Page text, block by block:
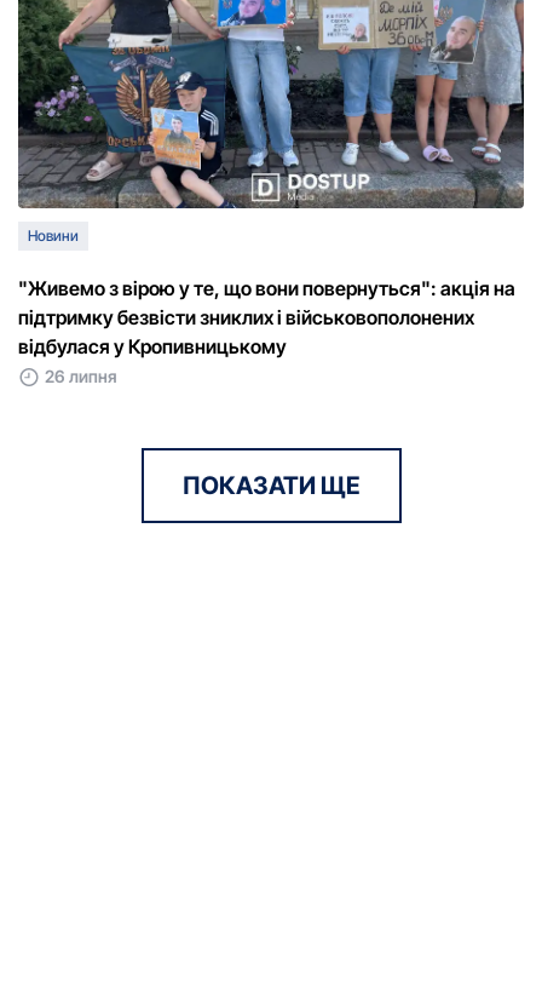
Новини
"Живемо з вірою у те, що вони повернуться": акція на
підтримку безвісти зниклих і військовополонених
відбулася у Кропивницькому
26 липня
ПОКАЗАТИ ЩЕ